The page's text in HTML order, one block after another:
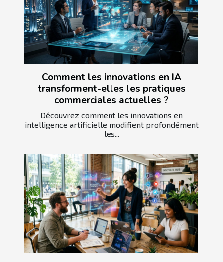
Comment les innovations en IA
transforment-elles les pratiques
commerciales actuelles ?
Découvrez comment les innovations en
intelligence artificielle modifient profondément
les...